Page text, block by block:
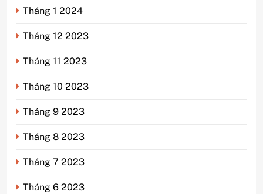
Tháng 1 2024
Tháng 12 2023
Tháng 11 2023
Tháng 10 2023
Tháng 9 2023
Tháng 8 2023
Tháng 7 2023
Tháng 6 2023